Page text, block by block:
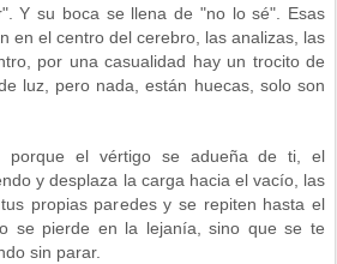
Y su boca se llena de "no lo sé". Esas
en el centro del cerebro, las analizas, las
por una casualidad hay un trocito de
luz, pero nada, están huecas, solo son
porque el vértigo se adueña de ti, el
y desplaza la carga hacia el vacío, las
propias paredes y se repiten hasta el
se pierde en la lejanía, sino que se te
sin parar.